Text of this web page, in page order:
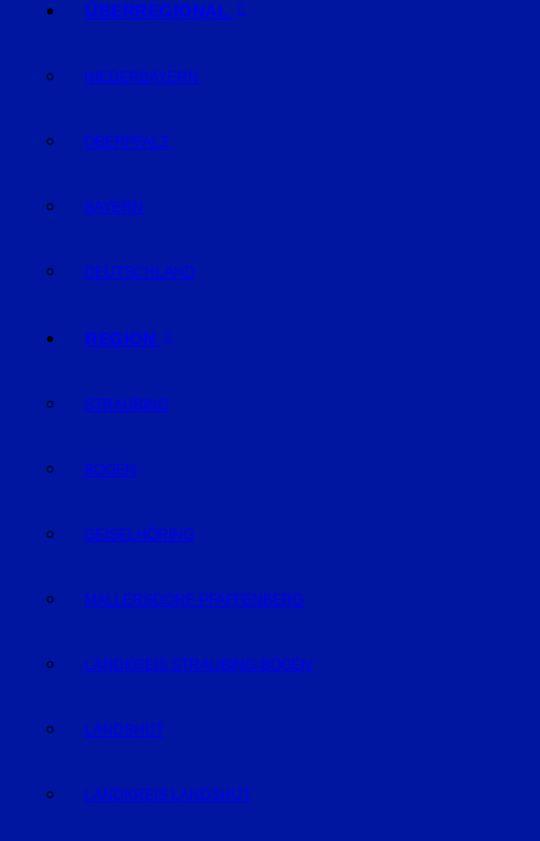
ÜBERREGIONAL
NIEDERBAYERN
OBERPFALZ
BAYERN
DEUTSCHLAND
REGION
STRAUBING
BOGEN
GEISELHÖRING
MALLERSDORF-PFAFFENBERG
LANDKREIS STRAUBING-BOGEN
LANDSHUT
LANDKREIS LANDSHUT